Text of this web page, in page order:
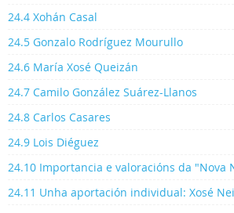
24.4 Xohán Casal
24.5 Gonzalo Rodríguez Mourullo
24.6 María Xosé Queizán
24.7 Camilo González Suárez-Llanos
24.8 Carlos Casares
24.9 Lois Diéguez
24.10 Importancia e valoracións da "Nova
24.11 Unha aportación individual: Xosé